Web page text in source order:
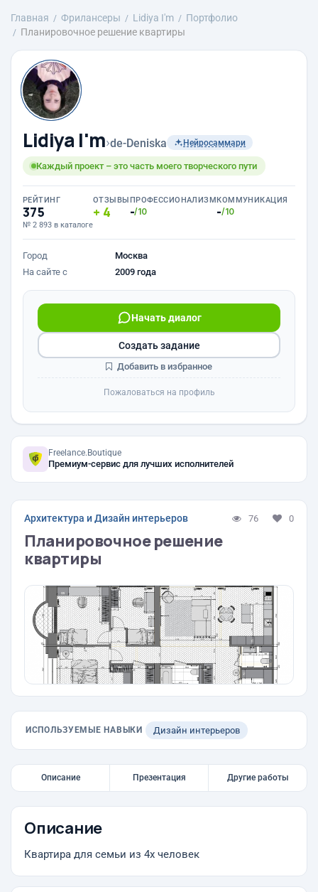
Главная Фрилансеры Lidiya I'm
Портфолио
Планировочное решение квартиры
Lidiya I'm›de-Deniska Нейросаммари
Каждый проект – это часть моего творческого пути
РЕЙТИНГ
375
№ 2 893 в каталоге
ОТЗЫВЫ
4
ПРОФЕССИОНАЛИЗМ
-/10
КОММУНИКАЦИЯ
-/10
Город
Москва
На сайте с
2009 года
Начать диалог
Создать задание
Добавить в избранное
Пожаловаться на профиль
Freelance.Boutique
Премиум-сервис для лучших исполнителей
Архитектура и Дизайн интерьеров 76 0
Планировочное решение
квартиры
ИСПОЛЬЗУЕМЫЕ НАВЫКИ Дизайн интерьеров
Описание Презентация Другие работы
Описание
Квартира для семьи из 4х человек